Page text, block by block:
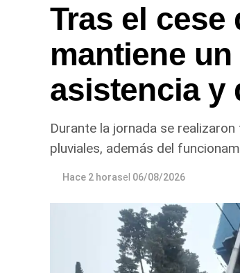
Tras el cese
mantiene
asistencia y
Durante la jornada se
pluviales, además del
Hace 2 horasel 06/08/2026